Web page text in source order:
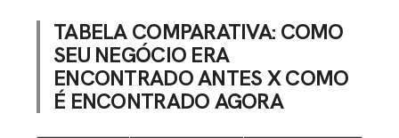
TABELA COMPARATIVA: COMO
SEU NEGÓCIO ERA
ENCONTRADO ANTES X COMO
É ENCONTRADO AGORA